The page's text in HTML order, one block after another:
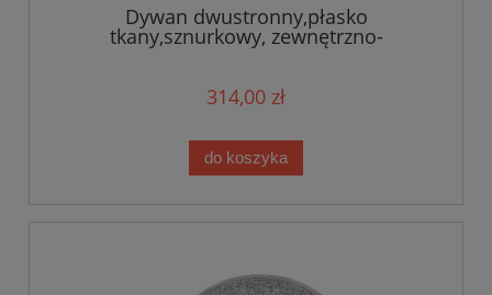
Dywan dwustronny,płasko
tkany,sznurkowy, zewnętrzno-
wewnętrzny Bougari Elion,czarne KOŁO
314,00 zł
do koszyka